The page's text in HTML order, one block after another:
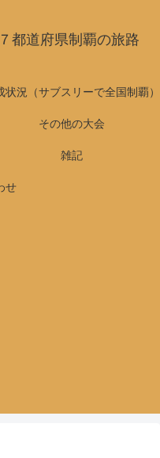
道府県制覇の旅路
状況（サブスリーで全国制覇）
その他の大会
雑記
せ